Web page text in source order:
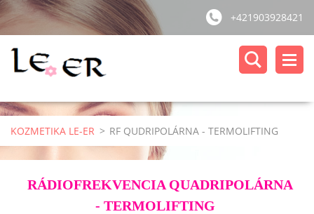
+421903928421
KOZMETIKA LE-ER > RF QUDRIPOLÁRNA - TERMOLIFTING
RÁDIOFREKVENCIA QUADRIPOLÁRNA
- TERMOLIFTING